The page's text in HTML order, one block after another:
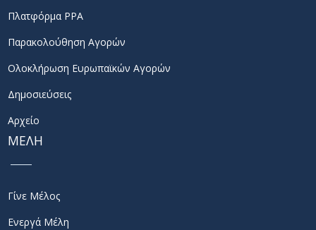
Πλατφόρμα PPA
Παρακολούθηση Αγορών
Ολοκλήρωση Ευρωπαϊκών Αγορών
Δημοσιεύσεις
Αρχείο
ΜΕΛΗ
Γίνε Μέλος
Ενεργά Μέλη